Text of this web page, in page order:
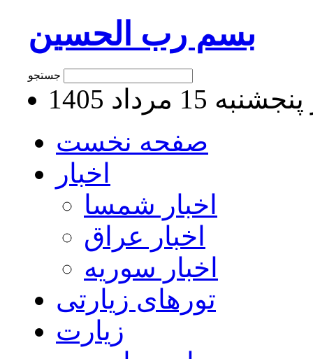
بسم رب الحسین
15 مرداد 1405
صفحه نخست
اخبار
اخبار شمسا
اخبار عراق
اخبار سوریه
تورهای زیارتی
زیارت